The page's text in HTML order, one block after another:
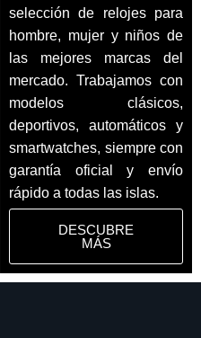
selección de relojes para
hombre, mujer y niños de
las mejores marcas del
mercado. Trabajamos con
modelos clásicos,
deportivos, automáticos y
smartwatches, siempre con
garantía oficial y envío
rápido a todas las islas.
DESCUBRE
MÁS